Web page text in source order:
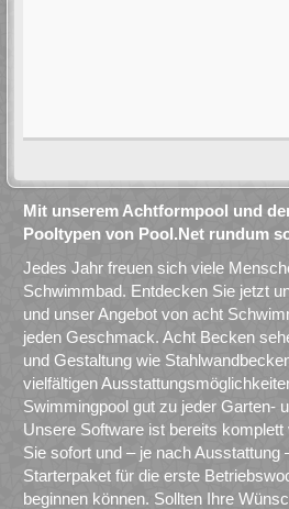
Mit unserem Achtformpool und
Pooltypen von Pool.Net rundum
Jedes Jahr freuen sich viele
Schwimmbad. Entdecken Sie jetzt
und unser Angebot von acht
jeden Geschmack. Acht Becken
und Gestaltung wie
vielfältigen
Swimmingpool gut zu jeder Garten-
Unsere Software ist bereits
Sie sofort und – je nach Ausstattung
Starterpaket für die erste
beginnen können. Sollten Ihre